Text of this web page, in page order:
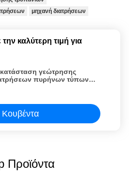
μηχανή διατρήσεων
καλύτερη τιμή για
γεώτρησης
πυρήνων τύπων
Κουβέντα
Προϊόντα